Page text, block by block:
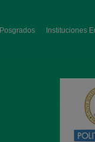
Posgrados Instituciones